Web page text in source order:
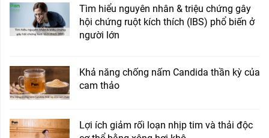
Tìm hiểu nguyên nhân & triệu chứng gây
hội chứng ruột kích thích (IBS) phổ biến ở
người lớn
Khả năng chống nấm Candida thần kỳ của
cam thảo
Lợi ích giảm rối loạn nhịp tim và thải độc